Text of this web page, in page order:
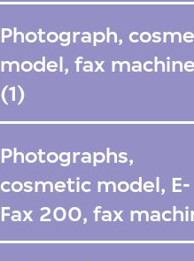
Photograph,
model, fax machine
(1)
Photographs,
cosmetic model, E-
Fax 200, fax